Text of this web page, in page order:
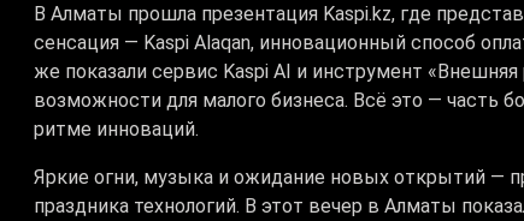
В Алматы прошла презентация Kaspi.kz, где
сенсация — Kaspi Alaqan, инновационный способ
же показали сервис Kaspi AI и инструмент
возможности для малого бизнеса. Всё это — часть
ритме инноваций.
Яркие огни, музыка и ожидание новых открытий —
праздника технологий. В этот вечер в Алматы